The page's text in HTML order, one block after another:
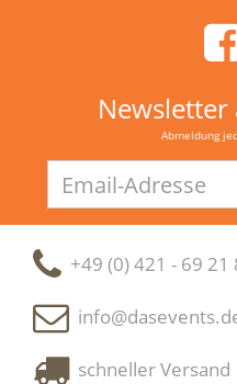
Abmeldung
Adresse
+49 (0) 421 - 69 21
schneller Versand